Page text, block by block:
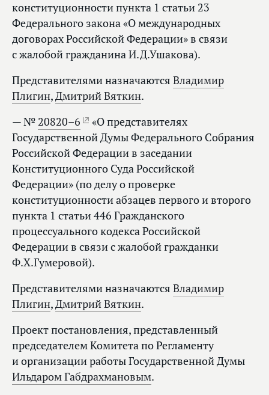
конституционности пункта 1 статьи 23
Федерального закона «О международных
договорах Российской Федерации» в связи
с жалобой гражданина И.Д.Ушакова).
Представителями назначаются Владимир
Плигин,Дмитрий Вяткин.
— № 20820–6
«О представителях
Государственной Думы Федерального Собрания
Российской Федерации в заседании
Конституционного Суда Российской
Федерации» (по делу о проверке
конституционности абзацев первого и второго
пункта 1 статьи 446 Гражданского
процессуального кодекса Российской
Федерации в связи с жалобой гражданки
Ф.Х.Гумеровой).
Представителями назначаются Владимир
Плигин,Дмитрий Вяткин.
Проект постановления, представленный
председателем Комитета по Регламенту
и организации работы Государственной Думы
Ильдаром Габдрахмановым.